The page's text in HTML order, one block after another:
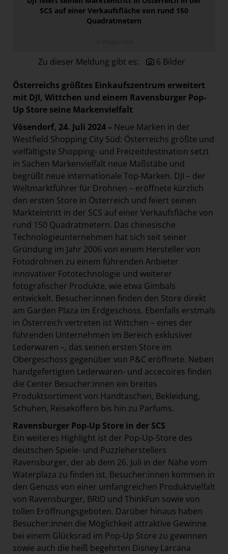
Paradies Garten
Swiss Life Select
The Hoxton
Unibail-Rodamco-Westfield
Vöslauer
NMK
MEDIA
KONTAKT
SCS auf einer Verkaufsfläche von rund 150
Quadratmetern
Zu dieser Meldung gibt es: 6 Bilder
Österreichs größtes Einkaufszentrum erweitert
mit DJI, Wittchen und einem Ravensburger Pop-
Up Store seine Markenvielfalt
Vösendorf, 24. Juli 2024 – Neue Marken in der
Westfield Shopping City Süd: Österreichs größte und
vielfältigste Shopping- und Freizeitdestination setzt
in Sachen Markenvielfalt neue Maßstäbe und
begrüßt neue internationale Top-Marken. DJI – der
Weltmarktführer für Drohnen – eröffnete kürzlich
den ersten Store in Österreich und feiert seinen
Markteintritt in der SCS auf einer Verkaufsfläche von
rund 150 Quadratmetern. Das chinesische
Technologieunternehmen hat sich seit seiner
Gründung im Jahr 2006 von einem Hersteller von
Fotodrohnen zu einem führenden Anbieter
innovativer Fototechnologie und weiterer
fotografischer Produkte, wie etwa Gimbals
entwickelt. Besucher:innen finden den Store direkt
am Garden Plaza im Erdgeschoss. Ebenfalls erstmals
in Österreich vertreten ist Wittchen – eines der
führenden Unternehmen im Bereich exklusiver
Lederwaren –, das seinen ersten Store im
Obergeschoss gegenüber von P&C eröffnete. Neben
handgefertigten Lederwaren- und accecoires finden
die Center Besucher:innen ein breites
Produktsortiment von Handtaschen, Bekleidung,
Schuhen, Reisekoffern bis hin zu Parfums.
Ravensburger Pop-Up Store in der SCS
Ein weiteres Highlight ist der Pop-Up-Store des
deutschen Spiele- und Puzzleherstellers
Ravensburger, der ab dem 26. Juli in der Nähe vom
Waterplaza zu finden ist. Besucher:innen kommen in
den Genuss von einer umfangreichen Produktvielfalt
von Ravensburger, BRIO und ThinkFun sowie von
tollen Eröffnungsgeboten. Darüber hinaus haben
Besucher:innen die Möglichkeit attraktive Gewinne
bei einem Glücksrad im Pop-Up Store zu gewinnen
sowie auch die heiß begehrten Disney Larcana